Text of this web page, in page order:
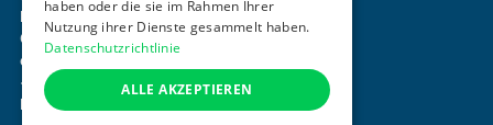
Barrierefreiheitserklärung
Cookie-Einstellungen anpassen
office@ogni.at
+43 664 15 63 507
Mayerhofgasse 1 / 22, 1040 Wien
haben oder die sie im Rahmen Ihrer
Nutzung ihrer Dienste gesammelt haben.
Datenschutzrichtlinie
ALLE AKZEPTIEREN